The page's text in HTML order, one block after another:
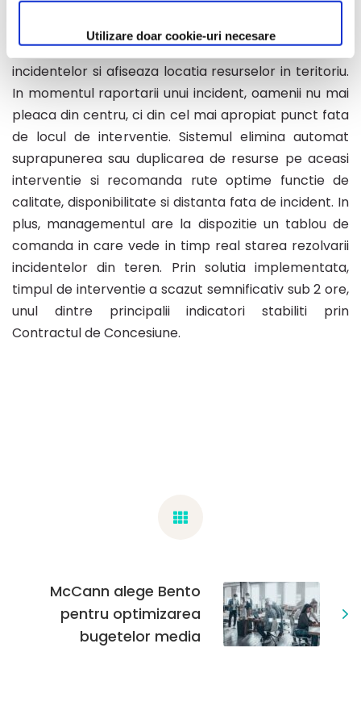
Utilizare doar cookie-uri necesare
Prin solutia furnizata, comunicarea intre dispecerat si
resursele din teren s-a imbunatatit semnificativ.
Sistemul culege informatii in timp real despre situatia
incidentelor si afiseaza locatia resurselor in teritoriu.
In momentul raportarii unui incident, oamenii nu mai
pleaca din centru, ci din cel mai apropiat punct fata
de locul de interventie. Sistemul elimina automat
suprapunerea sau duplicarea de resurse pe aceasi
interventie si recomanda rute optime functie de
calitate, disponibilitate si distanta fata de incident. In
plus, managementul are la dispozitie un tablou de
comanda in care vede in timp real starea rezolvarii
incidentelor din teren. Prin solutia implementata,
timpul de interventie a scazut semnificativ sub 2 ore,
unul dintre principalii indicatori stabiliti prin
Contractul de Concesiune.
McCann alege Bento
pentru optimizarea
bugetelor media